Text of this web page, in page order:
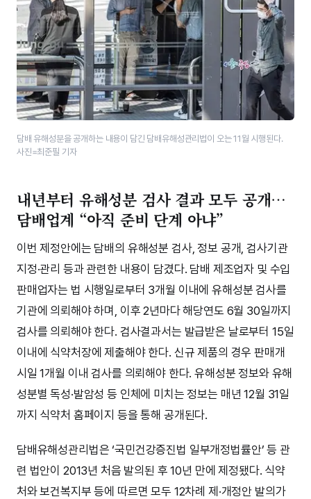
담배 유해성분을 공개하는 내용이 담긴 담배유해성관리법이 오는 11월 시행된다.
사진=최준필 기자
내년부터 유해성분 검사 결과 모두 공개…
담배업계 “아직 준비 단계 아냐”
이번 제정안에는 담배의 유해성분 검사, 정보 공개, 검사기관
지정·관리 등과 관련한 내용이 담겼다. 담배 제조업자 및 수입
판매업자는 법 시행일로부터 3개월 이내에 유해성분 검사를
기관에 의뢰해야 하며, 이후 2년마다 해당연도 6월 30일까지
검사를 의뢰해야 한다. 검사결과서는 발급받은 날로부터 15일
이내에 식약처장에 제출해야 한다. 신규 제품의 경우 판매개
시일 1개월 이내 검사를 의뢰해야 한다. 유해성분 정보와 유해
성분별 독성·발암성 등 인체에 미치는 정보는 매년 12월 31일
까지 식약처 홈페이지 등을 통해 공개된다.
담배유해성관리법은 ‘국민건강증진법 일부개정법률안’ 등 관
련 법안이 2013년 처음 발의된 후 10년 만에 제정됐다. 식약
처와 보건복지부 등에 따르면 모두 12차례 제·개정안 발의가